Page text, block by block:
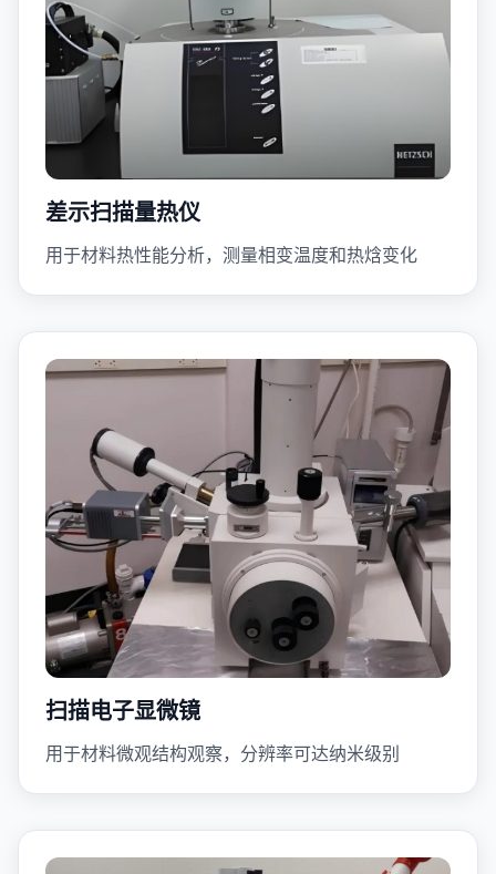
差示扫描量热仪
用于材料热性能分析，测量相变温度和热焓变化
扫描电子显微镜
用于材料微观结构观察，分辨率可达纳米级别